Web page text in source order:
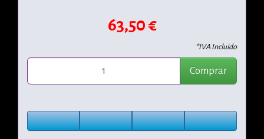
63,50 €
*IVA Incluido
Comprar